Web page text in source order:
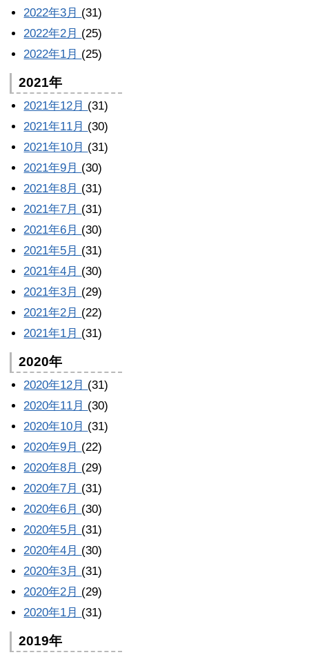
2022年3月 (31)
2022年2月 (25)
2022年1月 (25)
2021年
2021年12月 (31)
2021年11月 (30)
2021年10月 (31)
2021年9月 (30)
2021年8月 (31)
2021年7月 (31)
2021年6月 (30)
2021年5月 (31)
2021年4月 (30)
2021年3月 (29)
2021年2月 (22)
2021年1月 (31)
2020年
2020年12月 (31)
2020年11月 (30)
2020年10月 (31)
2020年9月 (22)
2020年8月 (29)
2020年7月 (31)
2020年6月 (30)
2020年5月 (31)
2020年4月 (30)
2020年3月 (31)
2020年2月 (29)
2020年1月 (31)
2019年